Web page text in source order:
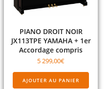
PIANO DROIT NOIR
JX113TPE YAMAHA + 1er
Accordage compris
5 299,00€
AJOUTER AU PANIER